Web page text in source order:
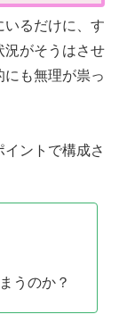
いるだけに、す
況がそうはさせ
も無理が祟っ
ントで構成さ
うのか？